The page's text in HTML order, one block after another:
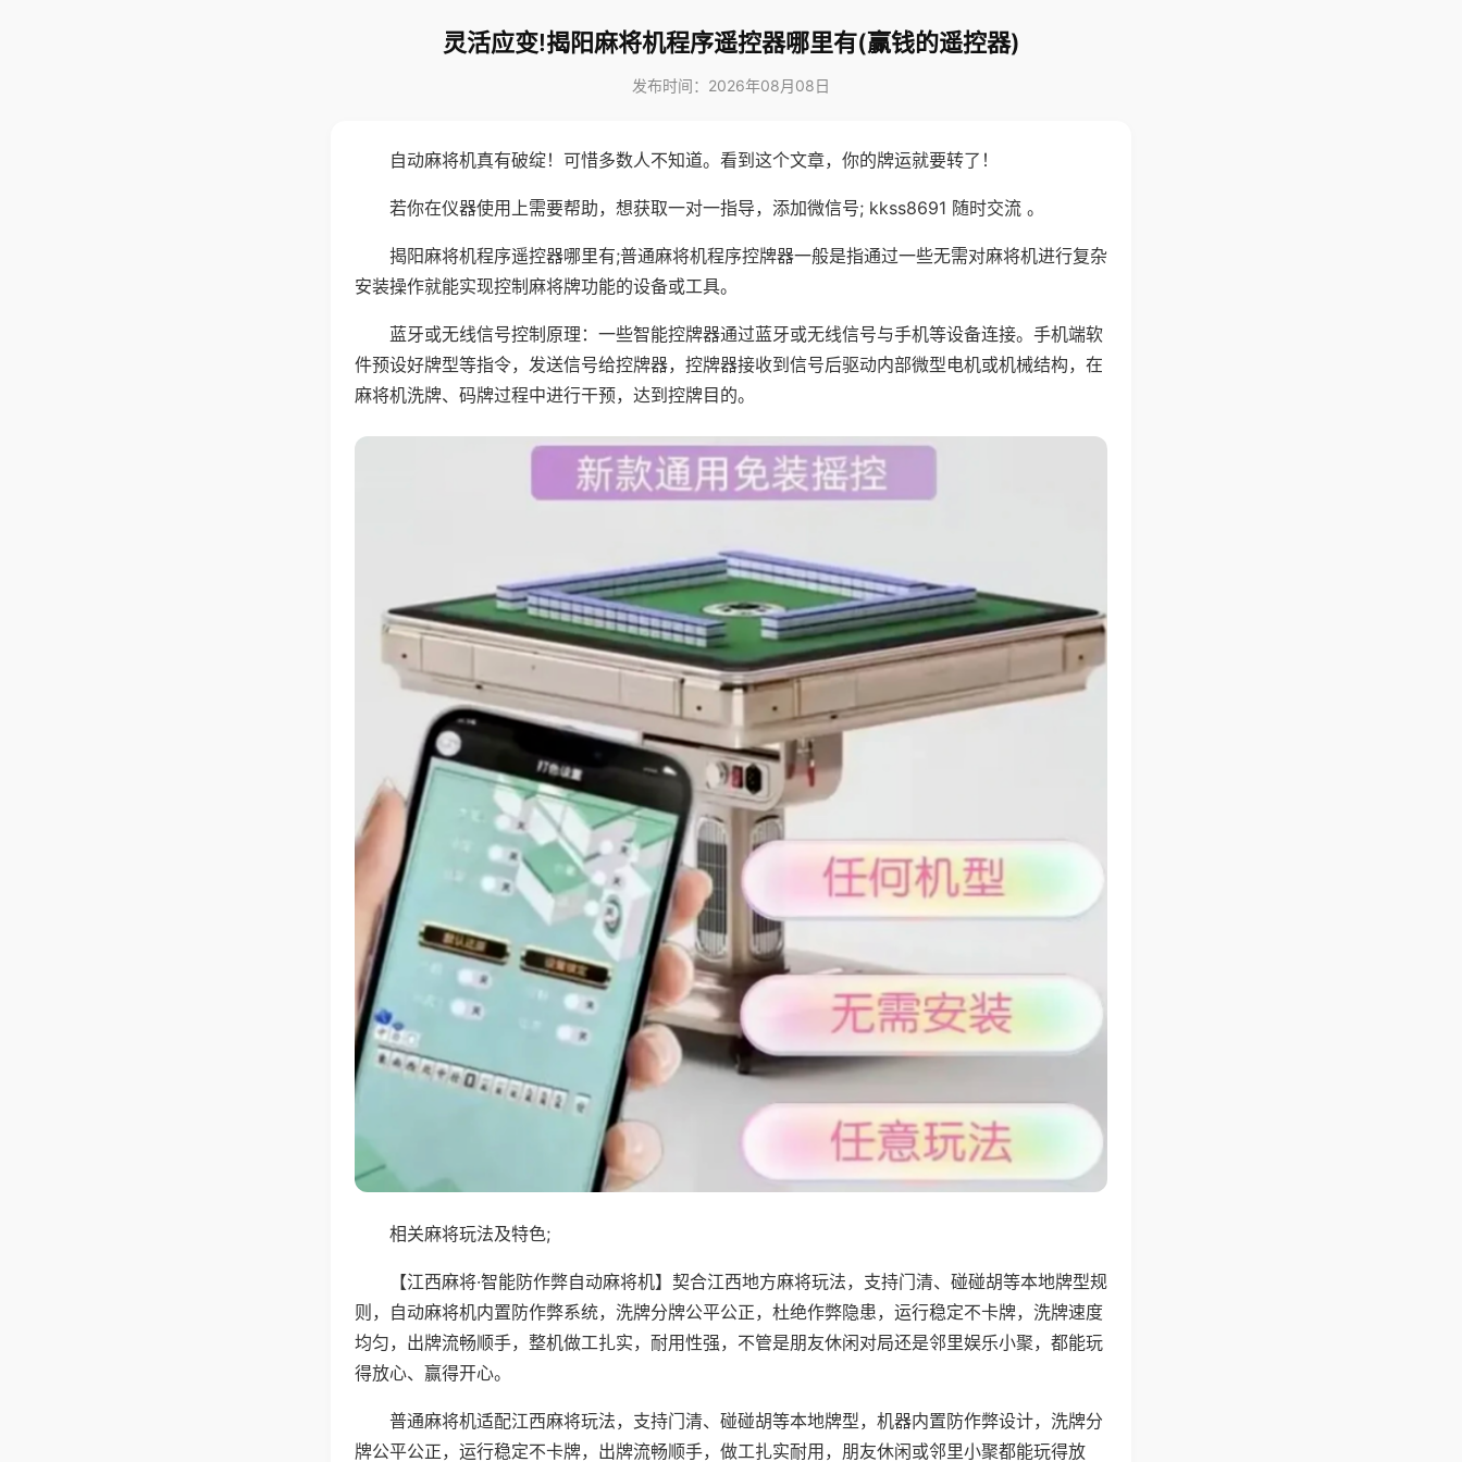
灵活应变!揭阳麻将机程序遥控器哪里有(赢钱的遥控器)
发布时间：2026年08月08日
自动麻将机真有破绽！可惜多数人不知道。看到这个文章，你的牌运就要转了！
若你在仪器使用上需要帮助，想获取一对一指导，添加微信号; kkss8691 随时交流 。
揭阳麻将机程序遥控器哪里有;普通麻将机程序控牌器一般是指通过一些无需对麻将机进行复杂
安装操作就能实现控制麻将牌功能的设备或工具。
蓝牙或无线信号控制原理：一些智能控牌器通过蓝牙或无线信号与手机等设备连接。手机端软
件预设好牌型等指令，发送信号给控牌器，控牌器接收到信号后驱动内部微型电机或机械结构，在
麻将机洗牌、码牌过程中进行干预，达到控牌目的。
相关麻将玩法及特色;
【江西麻将·智能防作弊自动麻将机】契合江西地方麻将玩法，支持门清、碰碰胡等本地牌型规
则，自动麻将机内置防作弊系统，洗牌分牌公平公正，杜绝作弊隐患，运行稳定不卡牌，洗牌速度
均匀，出牌流畅顺手，整机做工扎实，耐用性强，不管是朋友休闲对局还是邻里娱乐小聚，都能玩
得放心、赢得开心。
普通麻将机适配江西麻将玩法，支持门清、碰碰胡等本地牌型，机器内置防作弊设计，洗牌分
牌公平公正，运行稳定不卡牌，出牌流畅顺手，做工扎实耐用，朋友休闲或邻里小聚都能玩得放